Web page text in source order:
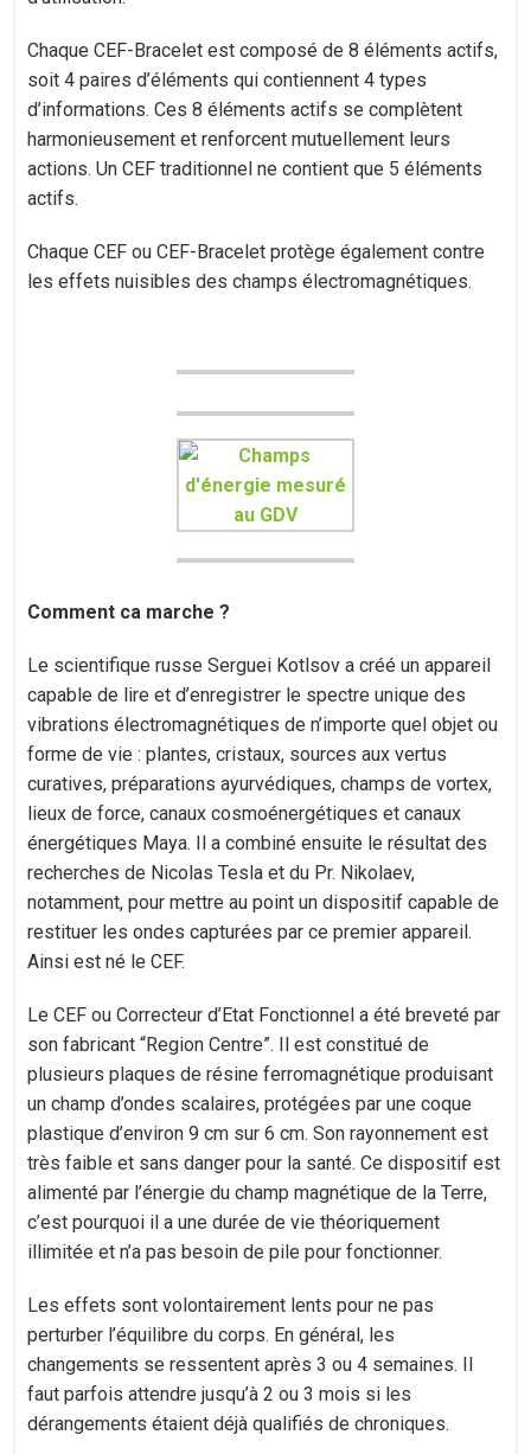
Chaque CEF-Bracelet est composé de 8 éléments actifs,
soit 4 paires d’éléments qui contiennent 4 types
d’informations. Ces 8 éléments actifs se complètent
harmonieusement et renforcent mutuellement leurs
actions. Un CEF traditionnel ne contient que 5 éléments
actifs.
Chaque CEF ou CEF-Bracelet protège également contre
les effets nuisibles des champs électromagnétiques.
Comment ca marche ?
Le scientifique russe Serguei Kotlsov a créé un appareil
capable de lire et d’enregistrer le spectre unique des
vibrations électromagnétiques de n’importe quel objet ou
forme de vie : plantes, cristaux, sources aux vertus
curatives, préparations ayurvédiques, champs de vortex,
lieux de force, canaux cosmoénergétiques et canaux
énergétiques Maya. Il a combiné ensuite le résultat des
recherches de Nicolas Tesla et du Pr. Nikolaev,
notamment, pour mettre au point un dispositif capable de
restituer les ondes capturées par ce premier appareil.
Ainsi est né le CEF.
Le CEF ou Correcteur d’Etat Fonctionnel a été breveté par
son fabricant “Region Centre”. Il est constitué de
plusieurs plaques de résine ferromagnétique produisant
un champ d’ondes scalaires, protégées par une coque
plastique d’environ 9 cm sur 6 cm. Son rayonnement est
très faible et sans danger pour la santé. Ce dispositif est
alimenté par l’énergie du champ magnétique de la Terre,
c’est pourquoi il a une durée de vie théoriquement
illimitée et n’a pas besoin de pile pour fonctionner.
Les effets sont volontairement lents pour ne pas
perturber l’équilibre du corps. En général, les
changements se ressentent après 3 ou 4 semaines. Il
faut parfois attendre jusqu’à 2 ou 3 mois si les
dérangements étaient déjà qualifiés de chroniques.